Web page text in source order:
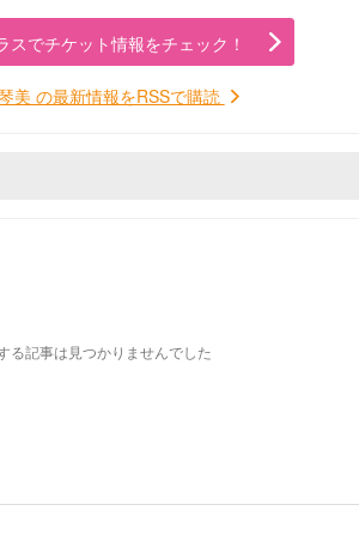
スでチケット情報をチェック！
美 の最新情報をRSSで購読
る記事は見つかりませんでした